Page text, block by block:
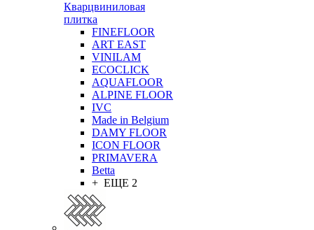
Кварцвиниловая
плитка
FINEFLOOR
ART EAST
VINILAM
ECOCLICK
AQUAFLOOR
ALPINE FLOOR
IVC
Made in Belgium
DAMY FLOOR
ICON FLOOR
PRIMAVERA
Betta
+ ЕЩЕ 2